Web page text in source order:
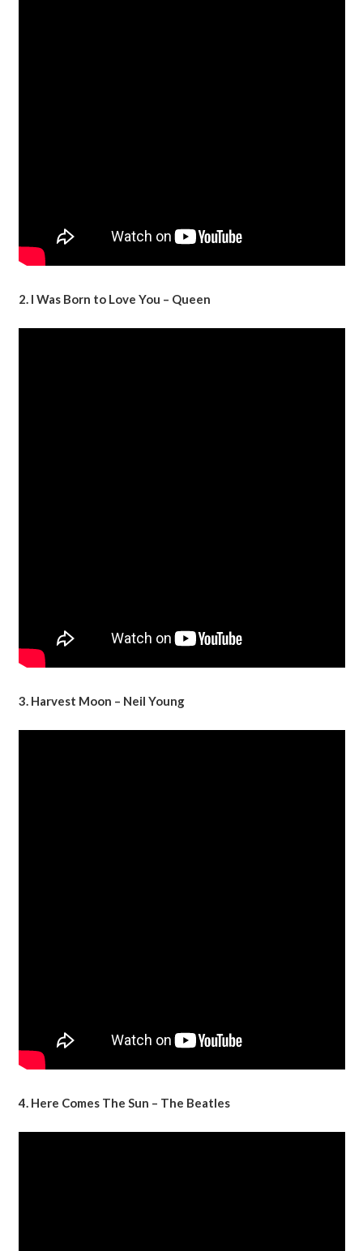
2. I Was Born to Love You – Queen
3. Harvest Moon – Neil Young
4. Here Comes The Sun – The Beatles